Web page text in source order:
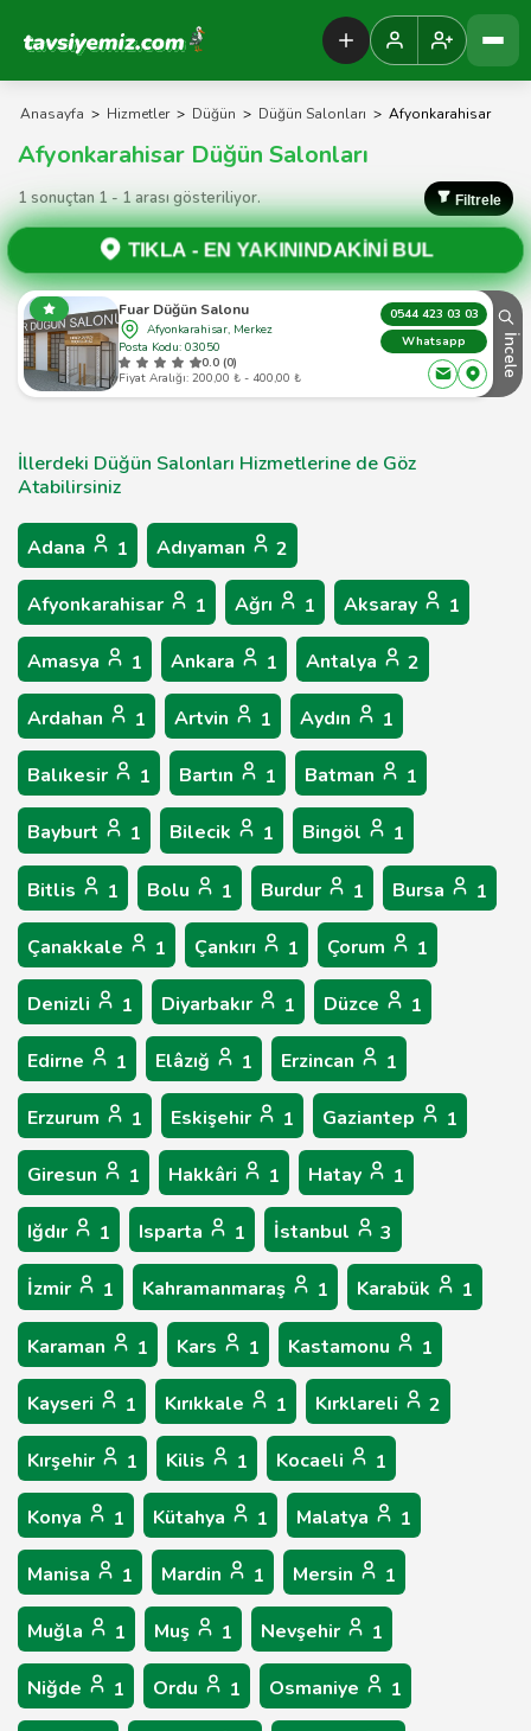
Tavsiyemiz Anasayfa
Anasayfa > Hizmetler > Düğün > Düğün Salonları > Afyonkarahisar
Afyonkarahisar Düğün Salonları
1 sonuçtan 1 - 1 arası gösteriliyor. Filtrele
TIKLA -EN YAKININDAKİNİ BUL
Fuar Düğün Salonu
Afyonkarahisar, Merkez
Posta Kodu: 03050
0.0 (0)
Fiyat Aralığı: 200,00 ₺ - 400,00 ₺
0544 423 03 03
Whatsapp
İncele
İllerdeki Düğün Salonları Hizmetlerine de Göz
Atabilirsiniz
Adana 1 Adıyaman 2
Afyonkarahisar 1 Ağrı 1 Aksaray 1
Amasya 1 Ankara 1 Antalya 2
Ardahan 1 Artvin 1 Aydın 1
Balıkesir 1 Bartın 1 Batman 1
Bayburt 1 Bilecik 1 Bingöl 1
Bitlis 1 Bolu 1 Burdur 1 Bursa 1
Çanakkale 1 Çankırı 1 Çorum 1
Denizli 1 Diyarbakır 1 Düzce 1
Edirne 1 Elâzığ 1 Erzincan 1
Erzurum 1 Eskişehir 1 Gaziantep 1
Giresun 1 Hakkâri 1 Hatay 1
Iğdır 1 Isparta 1 İstanbul 3
İzmir 1 Kahramanmaraş 1 Karabük 1
Karaman 1 Kars 1 Kastamonu 1
Kayseri 1 Kırıkkale 1 Kırklareli 2
Kırşehir 1 Kilis 1 Kocaeli 1
Konya 1 Kütahya 1 Malatya 1
Manisa 1 Mardin 1 Mersin 1
Muğla 1 Muş 1 Nevşehir 1
Niğde 1 Ordu 1 Osmaniye 1